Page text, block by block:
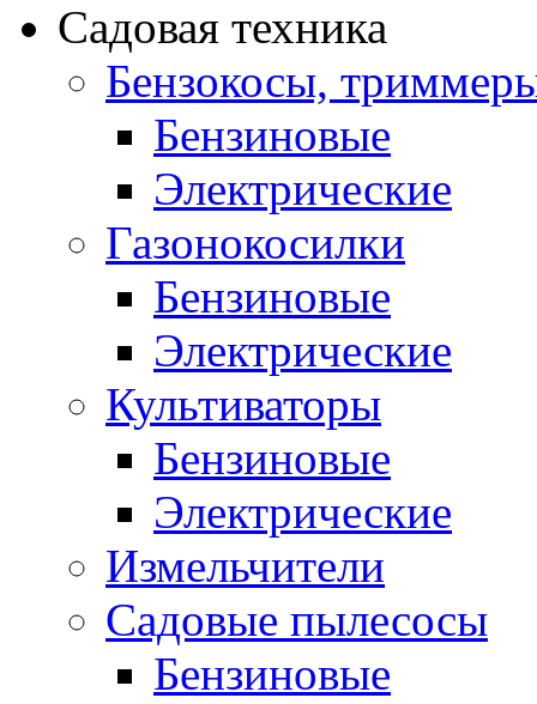
Садовая техника
Бензокосы,
Бензиновые
Электрические
Газонокосилки
Бензиновые
Электрические
Культиваторы
Бензиновые
Электрические
Измельчители
Садовые пылесосы
Бензиновые